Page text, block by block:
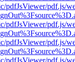
pdfJsViewer/pdf.js/
pdfJsViewer/pdf.js/
pdfJsViewer/pdf.js/
pdfJsViewer/pdf.js/